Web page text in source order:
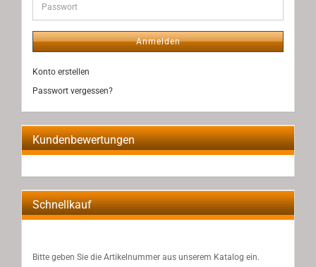
Passwort
Anmelden
Konto erstellen
Passwort vergessen?
Kundenbewertungen
Schnellkauf
BITTE
Bitte geben Sie die Artikelnummer aus unserem Katalog ein.